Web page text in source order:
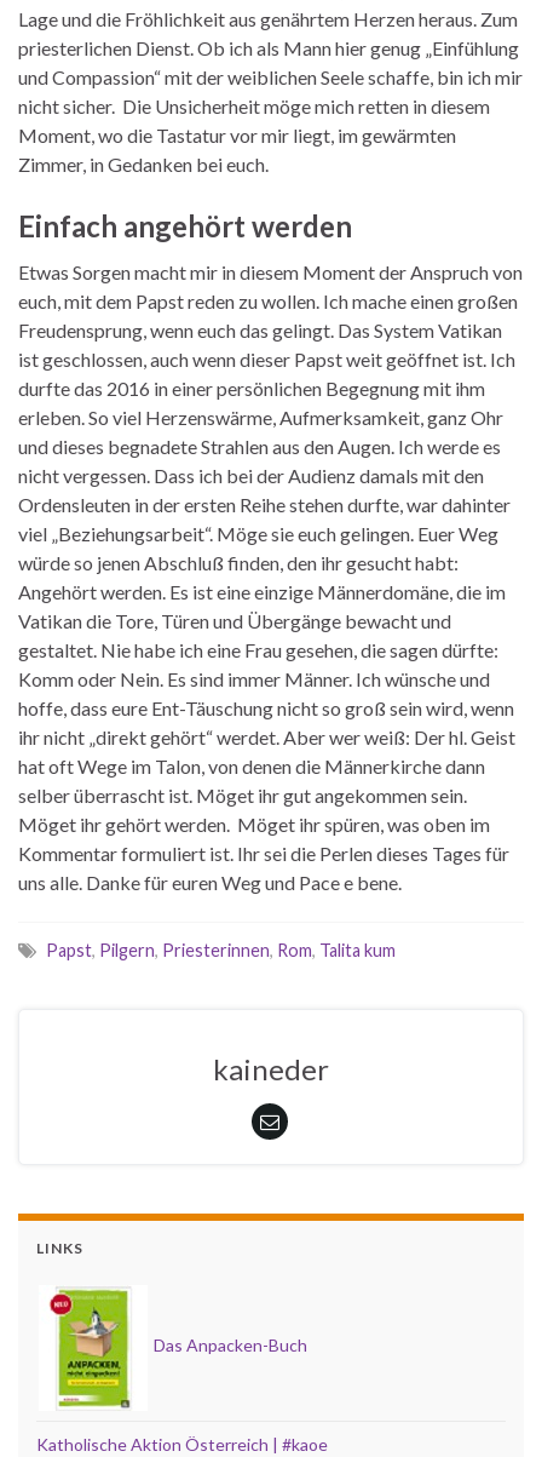
Lage und die Fröhlichkeit aus genährtem Herzen heraus. Zum
priesterlichen Dienst. Ob ich als Mann hier genug „Einfühlung
und Compassion“ mit der weiblichen Seele schaffe, bin ich mir
nicht sicher. Die Unsicherheit möge mich retten in diesem
Moment, wo die Tastatur vor mir liegt, im gewärmten
Zimmer, in Gedanken bei euch.
Einfach angehört werden
Etwas Sorgen macht mir in diesem Moment der Anspruch von
euch, mit dem Papst reden zu wollen. Ich mache einen großen
Freudensprung, wenn euch das gelingt. Das System Vatikan
ist geschlossen, auch wenn dieser Papst weit geöffnet ist. Ich
durfte das 2016 in einer persönlichen Begegnung mit ihm
erleben. So viel Herzenswärme, Aufmerksamkeit, ganz Ohr
und dieses begnadete Strahlen aus den Augen. Ich werde es
nicht vergessen. Dass ich bei der Audienz damals mit den
Ordensleuten in der ersten Reihe stehen durfte, war dahinter
viel „Beziehungsarbeit“. Möge sie euch gelingen. Euer Weg
würde so jenen Abschluß finden, den ihr gesucht habt:
Angehört werden. Es ist eine einzige Männerdomäne, die im
Vatikan die Tore, Türen und Übergänge bewacht und
gestaltet. Nie habe ich eine Frau gesehen, die sagen dürfte:
Komm oder Nein. Es sind immer Männer. Ich wünsche und
hoffe, dass eure Ent-Täuschung nicht so groß sein wird, wenn
ihr nicht „direkt gehört“ werdet. Aber wer weiß: Der hl. Geist
hat oft Wege im Talon, von denen die Männerkirche dann
selber überrascht ist. Möget ihr gut angekommen sein.
Möget ihr gehört werden. Möget ihr spüren, was oben im
Kommentar formuliert ist. Ihr sei die Perlen dieses Tages für
uns alle. Danke für euren Weg und Pace e bene.
Papst, Pilgern, Priesterinnen, Rom, Talita kum
kaineder
LINKS
Das Anpacken-Buch
Katholische Aktion Österreich | #kaoe